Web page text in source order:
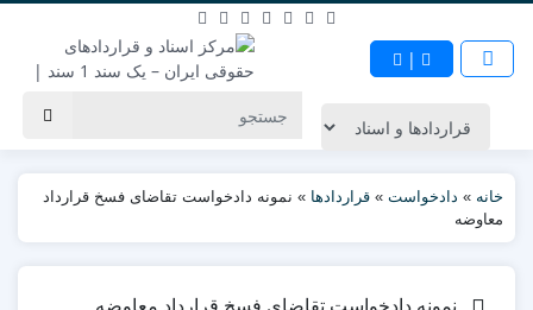
|
خانه » دادخواست » قراردادها » نمونه دادخواست تقاضای فسخ قرارداد
معاوضه
نمونه دادخواست تقاضای فسخ قرارداد معاوضه